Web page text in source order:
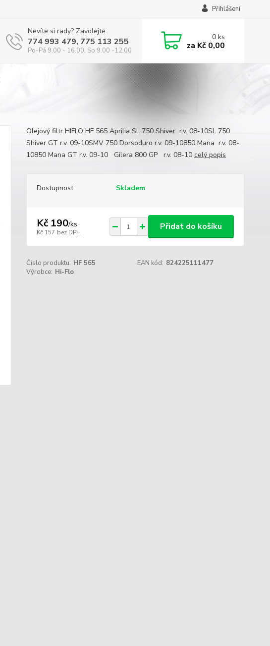
Přihlášení
Nevíte si rady? Zavolejte.
774 993 479, 775 113 255
Po-Pá 9.00 - 16.00, So 9.00 -12.00
0ks
za Kč 0,00
Olejový filtr HIFLO HF 565 Aprilia SL 750 Shiver r.v. 08-10SL 750
Shiver GT r.v. 09-10SMV 750 Dorsoduro r.v. 09-10850 Mana r.v. 08-
10850 Mana GT r.v. 09-10 Gilera 800 GP r.v. 08-10 celý popis
Dostupnost Skladem
Kč 190/ks
Kč 157 bez DPH
Přidat do košíku
Číslo produktu: HF 565 EAN kód: 824225111477
Výrobce: Hi-Flo